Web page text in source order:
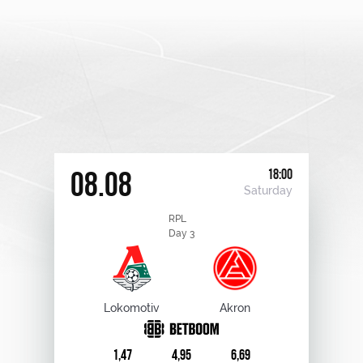
08.08 18:00
Saturday
RPL
Day 3
Lokomotiv Akron
1,47 4,95 6,69